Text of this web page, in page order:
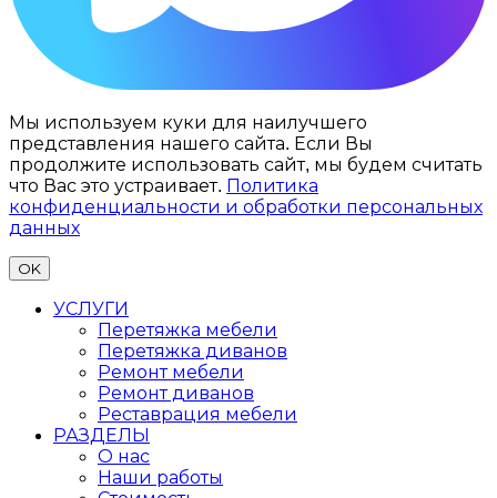
Мы используем куки для наилучшего
представления нашего сайта. Если Вы
продолжите использовать сайт, мы будем считать
что Вас это устраивает. Политика
конфиденциальности и обработки персональных
данных
OK
УСЛУГИ
Перетяжка мебели
Перетяжка диванов
Ремонт мебели
Ремонт диванов
Реставрация мебели
РАЗДЕЛЫ
О нас
Наши работы